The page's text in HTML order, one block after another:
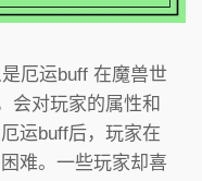
厄运buff 在魔兽世
会对玩家的属性和
运buff后，玩家在
难。一些玩家却喜